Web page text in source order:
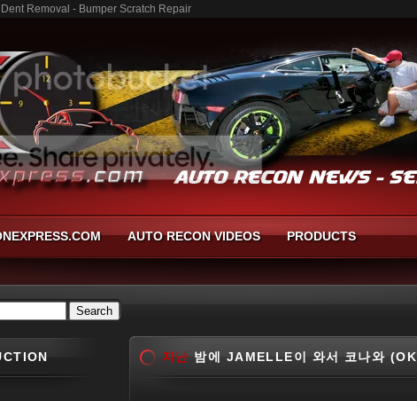
Removal - Bumper Scratch Repair
AUTO RECON VIDEOS PRODUCTS
지난 밤에 JAMELLE이 와서 코나와 (OK